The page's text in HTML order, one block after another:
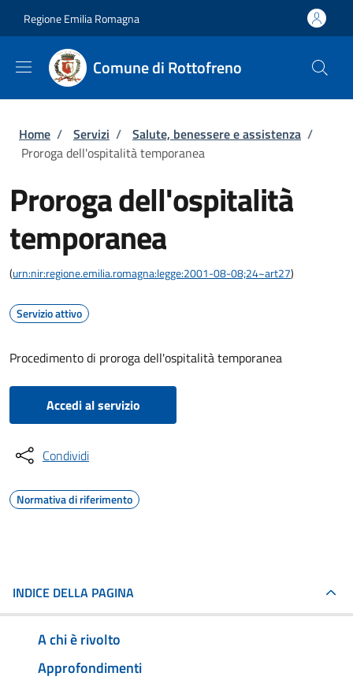
Regione Emilia Romagna
Comune di Rottofreno
Briciole di pane
Home / Servizi / Salute, benessere e assistenza /
Proroga dell'ospitalità temporanea
Proroga dell'ospitalità
temporanea
(urn:nir:regione.emilia.romagna:legge:2001-08-08;24~art27)
Servizio attivo
Procedimento di proroga dell'ospitalità temporanea
Accedi al servizio
Condividi
Normativa di riferimento
INDICE DELLA PAGINA
A chi è rivolto
Approfondimenti